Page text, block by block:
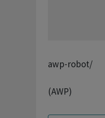
awp-robot/
(AWP)